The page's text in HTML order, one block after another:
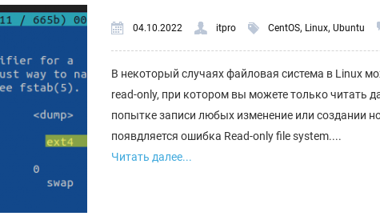
04.10.2022 itpro CentOS, Linux, Ubuntu
В некоторый случаях файловая система в Linux
read-only, при котором вы можете только читать
попытке записи любых изменение или создании
появдляется ошибка Read-only file system....
Читать далее...